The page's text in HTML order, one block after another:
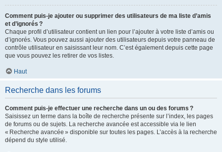
Comment puis-je ajouter ou supprimer des utilisateurs de ma liste d’amis
et d’ignorés ?
Chaque profil d’utilisateur contient un lien pour l’ajouter à votre liste d’amis ou
d’ignorés. Vous pouvez aussi ajouter des utilisateurs depuis votre panneau de
contrôle utilisateur en saisissant leur nom. C’est également depuis cette page
que vous pouvez les retirer de vos listes.
Haut
Recherche dans les forums
Comment puis-je effectuer une recherche dans un ou des forums ?
Saisissez un terme dans la boîte de recherche présente sur l’index, les pages
de forums ou de sujets. La recherche avancée est accessible via le lien
« Recherche avancée » disponible sur toutes les pages. L’accès à la recherche
dépend du style utilisé.